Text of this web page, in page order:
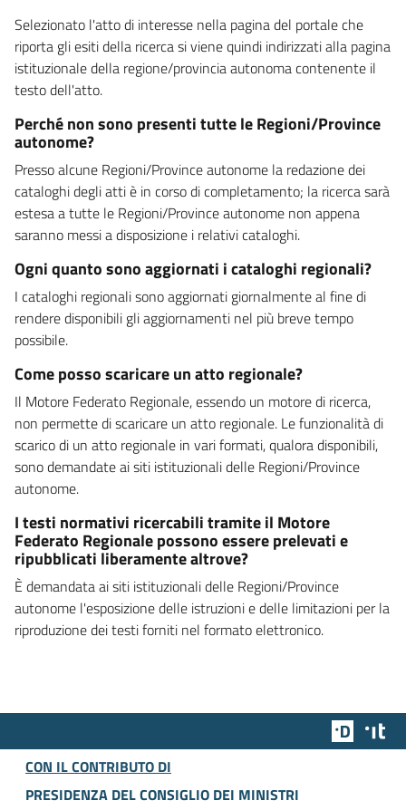
Selezionato l'atto di interesse nella pagina del portale che
riporta gli esiti della ricerca si viene quindi indirizzati alla pagina
istituzionale della regione/provincia autonoma contenente il
testo dell'atto.
Perché non sono presenti tutte le Regioni/Province
autonome?
Presso alcune Regioni/Province autonome la redazione dei
cataloghi degli atti è in corso di completamento; la ricerca sarà
estesa a tutte le Regioni/Province autonome non appena
saranno messi a disposizione i relativi cataloghi.
Ogni quanto sono aggiornati i cataloghi regionali?
I cataloghi regionali sono aggiornati giornalmente al fine di
rendere disponibili gli aggiornamenti nel più breve tempo
possibile.
Come posso scaricare un atto regionale?
Il Motore Federato Regionale, essendo un motore di ricerca,
non permette di scaricare un atto regionale. Le funzionalità di
scarico di un atto regionale in vari formati, qualora disponibili,
sono demandate ai siti istituzionali delle Regioni/Province
autonome.
I testi normativi ricercabili tramite il Motore
Federato Regionale possono essere prelevati e
ripubblicati liberamente altrove?
È demandata ai siti istituzionali delle Regioni/Province
autonome l'esposizione delle istruzioni e delle limitazioni per la
riproduzione dei testi forniti nel formato elettronico.
Team
CON IL CONTRIBUTO DI
PRESIDENZA DEL CONSIGLIO DEI MINISTRI